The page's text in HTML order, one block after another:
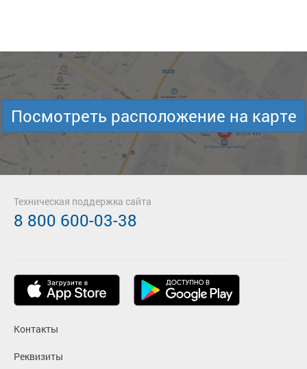
Посмотреть расположение на карте
Контакты
Реквизиты
Техническая поддержка сайта
8 800 600-03-38